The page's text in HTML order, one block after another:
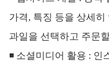
가격, 특징 등을 상세
과일을 선택하고 주문
◾ 소셜미디어 활용 : 인